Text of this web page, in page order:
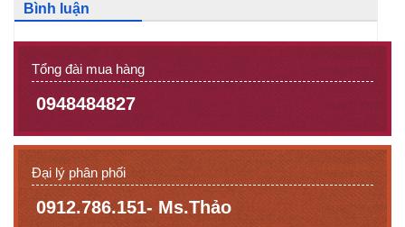
Bình luận
Tổng đài mua hàng
0948484827
Đại lý phân phối
0912.786.151- Ms.Thảo